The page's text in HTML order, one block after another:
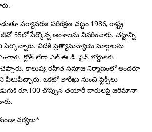
పర్యావరణ పరిరక్షణ చట్టం 1986, రాష్ట్ర
65లో పేర్కొన్న అంశాలను వివరించారు. చట్టాన్ని
పేర్కొన్నారు. వీటికి ప్రత్యామన్యాయ మార్గాలను
క్లోత్ లేదా ఎల్.ఈ.డి. సైన్ బోర్డులకు
కాలుష్య రహిత సమాజ నిర్మాణంలో అందరూ
ఒకటో తారీఖు నుంచి ఫ్లెక్సీలు
రూ.100 చొప్పున తయారీ దారులపై జరిమానా
చర్యలు*